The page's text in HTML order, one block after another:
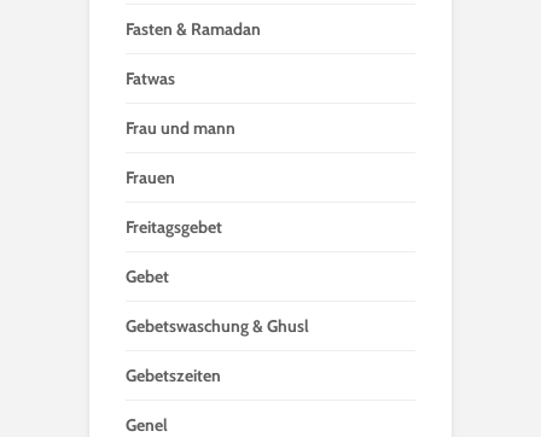
Fasten & Ramadan
Fatwas
Frau und mann
Frauen
Freitagsgebet
Gebet
Gebetswaschung & Ghusl
Gebetszeiten
Genel